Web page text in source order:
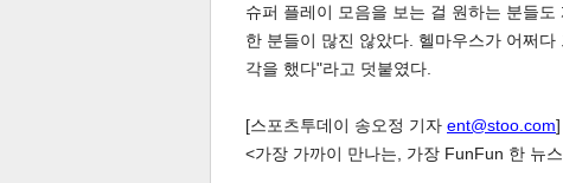
슈퍼 플레이 모음을 보는 걸 원하는 분들
한 분들이 많진 않았다. 헬마우스가 어쩌
각을 했다"라고 덧붙였다.
[스포츠투데이 송오정 기자 ent@stoo.com]
<가장 가까이 만나는, 가장 FunFun 한 뉴